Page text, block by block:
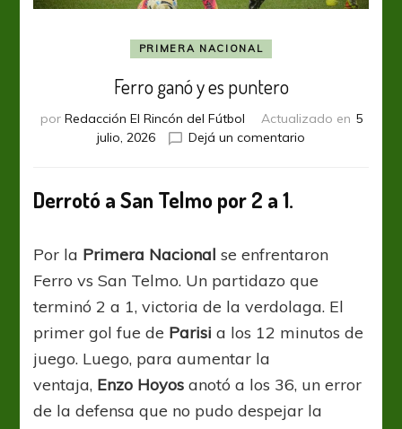
PRIMERA NACIONAL
Ferro ganó y es puntero
por Redacción El Rincón del Fútbol Actualizado en 5
julio, 2026
Dejá un comentario
Derrotó a San Telmo por 2 a 1.
Por la Primera Nacional se enfrentaron
Ferro vs San Telmo. Un partidazo que
terminó 2 a 1, victoria de la verdolaga. El
primer gol fue de Parisi a los 12 minutos de
juego. Luego, para aumentar la
ventaja, Enzo Hoyosanotó a los 36, un error
de la defensa que no pudo despejar la